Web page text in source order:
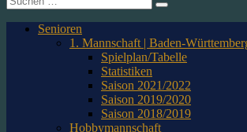
nach:
Senioren
1. Mannschaft | Baden-
Spielplan/Tabelle
Statistiken
Saison 2021/2022
Saison 2019/2020
Saison 2018/2019
Hobbymannschaft